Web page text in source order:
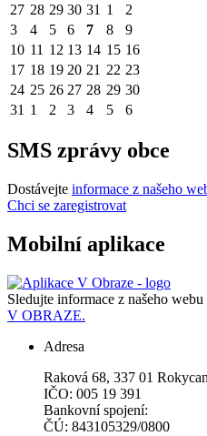
27 28 29 30 31 1
2
3
4 5 6 7 8
9
10 11 12 13 14 15 16
17 18 19 20 21 22 23
24 25 26 27 28 29 30
31 1 2 3 4 5 6
SMS zprávy obce
Dostávejte informace z našeho
Chci se zaregistrovat
Mobilní aplikace
Sledujte informace z našeho webu
V OBRAZE.
Adresa
Raková 68, 337 01
IČO: 005 19 391
Bankovní spojení:
ČÚ: 843105329/0800